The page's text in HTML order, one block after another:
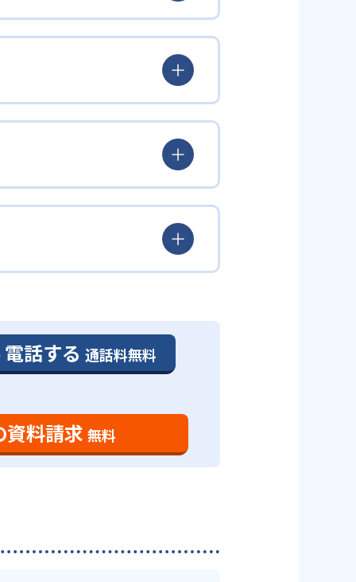
将来の夢などを共有している。
たら、受験日から逆算して子
とで、目的意識を持って学習に
受講回数を増やすことができ
が整っている。
白さを感じることができる。ま
効率良く学習を進めることがで
により、苦手を克服する達成感
き出している。AIによって個
行していくことができる。
を保つことが可能だ。講師は担
る学習環境があることで、本物
とで、子どものやる気向上に
講できない事情がある場合、逆
は、通う予定の教室に問い合わ
電話する 通話料無料
料請求 無料